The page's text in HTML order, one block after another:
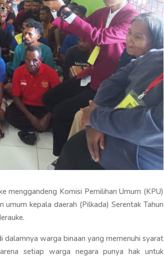
menggandeng Komisi Pemilihan Umum (KPU)
kepala daerah (Pilkada) Serentak Tahun
dalamnya warga binaan yang memenuhi syarat
setiap warga negara punya hak untuk